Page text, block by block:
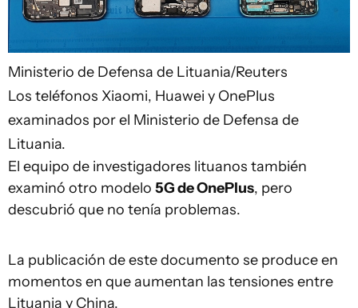
Ministerio de Defensa de Lituania/Reuters
Los teléfonos Xiaomi, Huawei y OnePlus
examinados por el Ministerio de Defensa de
Lituania.
El equipo de investigadores lituanos también
examinó otro modelo 5G de OnePlus, pero
descubrió que no tenía problemas.
La publicación de este documento se produce en
momentos en que aumentan las tensiones entre
Lituania y China.